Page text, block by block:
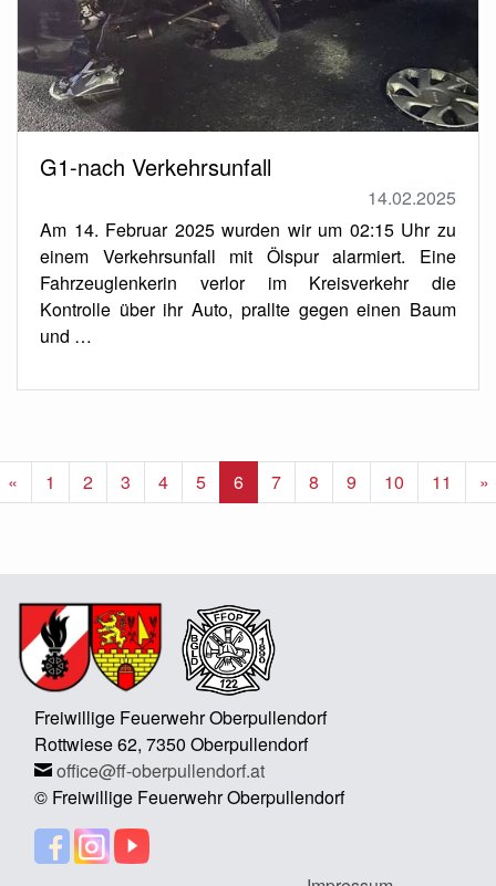
G1-nach Verkehrsunfall
14.02.2025
Am 14. Februar 2025 wurden wir um 02:15 Uhr zu
einem Verkehrsunfall mit Ölspur alarmiert. Eine
Fahrzeuglenkerin verlor im Kreisverkehr die
Kontrolle über ihr Auto, prallte gegen einen Baum
und …
«Vorherige
1 2 3 4 5 6 7 8 9 10 11 »
Freiwillige Feuerwehr Oberpullendorf
Rottwiese 62, 7350 Oberpullendorf
office@ff-oberpullendorf.at
© Freiwillige Feuerwehr Oberpullendorf